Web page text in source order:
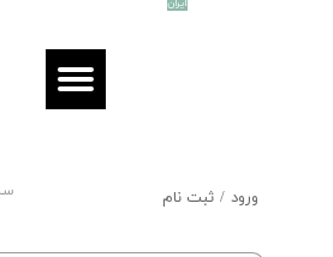
ایران​​​​​​​
ورود / ثبت نام